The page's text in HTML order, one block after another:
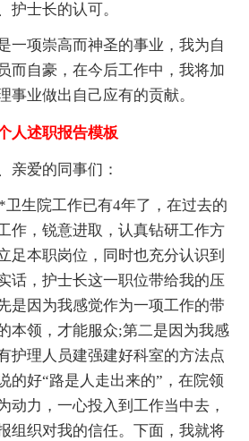
护士长的认可。
项崇高而神圣的事业，我为自
而自豪，在今后工作中，我将加
事业做出自己应有的贡献。
述职报告模板
爱的同事们：
院工作已有4年了，在过去的
作，锐意进取，认真钻研工作方
足本职岗位，同时也充分认识到
话，护士长这一职位带给我的压
是因为我感觉作为一项工作的带
本领，才能服众;第二是因为我感
护理人员建强建好科室的方法点
的好“路是人走出来的”，在院领
动力，一心投入到工作当中去，
组织对我的信任。下面，我就将